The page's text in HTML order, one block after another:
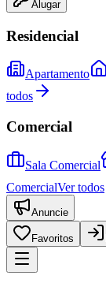
Alugar
Residencial
Apartamento
todos
Comercial
Sala Comercial
ComercialVer todos
Anuncie
Favoritos